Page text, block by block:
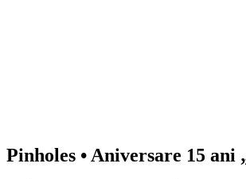
Pinholes • Aniversare 15 ani